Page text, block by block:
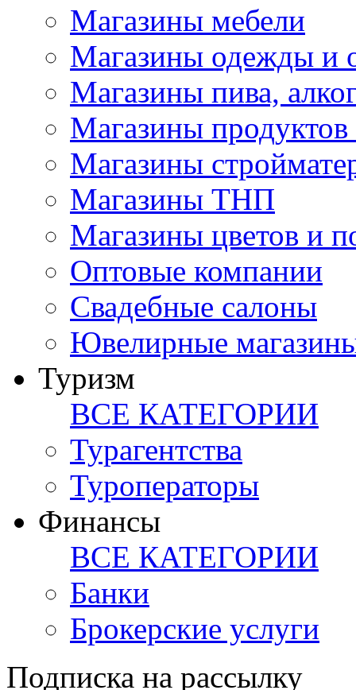
Магазины мебели
Магазины одежды и
Магазины пива,
Магазины продуктов
Магазины
Магазины ТНП
Магазины цветов и
Оптовые компании
Свадебные салоны
Ювелирные
Туризм
ВСЕ КАТЕГОРИИ
Турагентства
Туроператоры
Финансы
ВСЕ КАТЕГОРИИ
Банки
Брокерские услуги
Подписка на рассылку